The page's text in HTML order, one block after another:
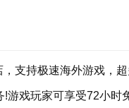
，支持极速海外游戏，
游戏玩家可享受72小时